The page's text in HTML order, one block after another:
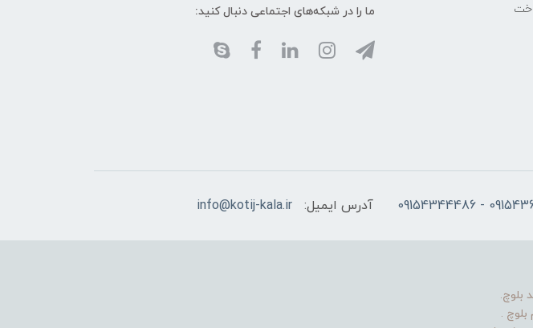
ما را در شبکه‌های اجتماعی دنبال کنید:
09154366138 - آدرس ایمیل: info@kotij-kala.ir
بلوچ.
.